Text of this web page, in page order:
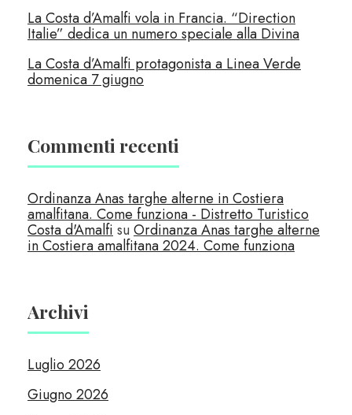
La Costa d’Amalfi vola in Francia. “Direction
Italie” dedica un numero speciale alla Divina
La Costa d’Amalfi protagonista a Linea Verde
domenica 7 giugno
Commenti recenti
Ordinanza Anas targhe alterne in Costiera
amalfitana. Come funziona - Distretto Turistico
Costa d'Amalfi suOrdinanza Anas targhe alterne
in Costiera amalfitana 2024. Come funziona
Archivi
Luglio 2026
Giugno 2026